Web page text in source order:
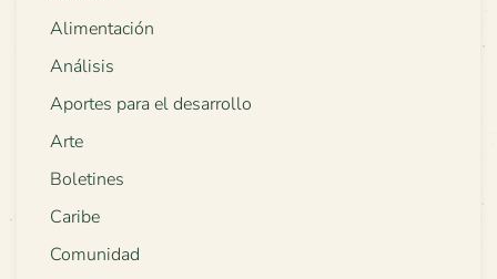
Alimentación
Análisis
Aportes para el desarrollo
Arte
Boletines
Caribe
Comunidad